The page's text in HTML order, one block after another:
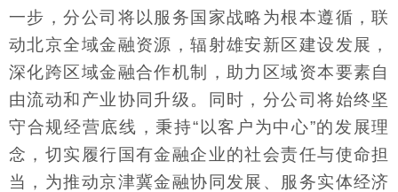
一步，分公司将以服务国家战略为根本遵循，联
动北京全域金融资源，辐射雄安新区建设发展，
深化跨区域金融合作机制，助力区域资本要素自
由流动和产业协同升级。同时，分公司将始终坚
守合规经营底线，秉持“以客户为中心”的发展理
念，切实履行国有金融企业的社会责任与使命担
当，为推动京津冀金融协同发展、服务实体经济